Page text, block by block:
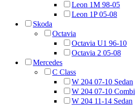
Leon 1M 98-05
Leon 1P 05-08
Skoda
Octavia
Octavia U1 96-10
Octavia 2 05-08
Mercedes
C Class
W 204 07-10 Sedan
W 204 07-10 Combi
W 204 11-14 Sedan